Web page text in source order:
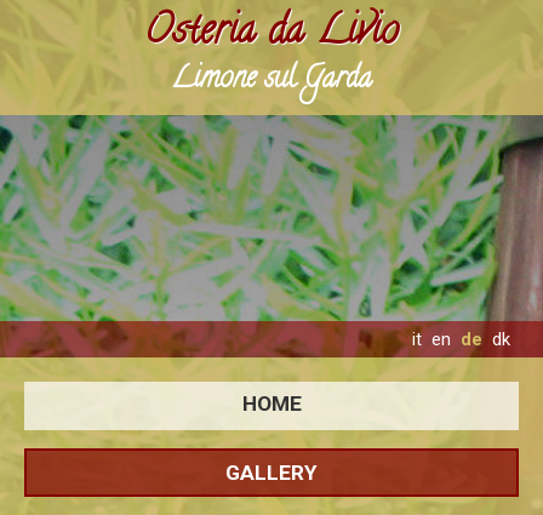
Osteria da Livio
Limone sul Garda
it en de dk
HOME
GALLERY